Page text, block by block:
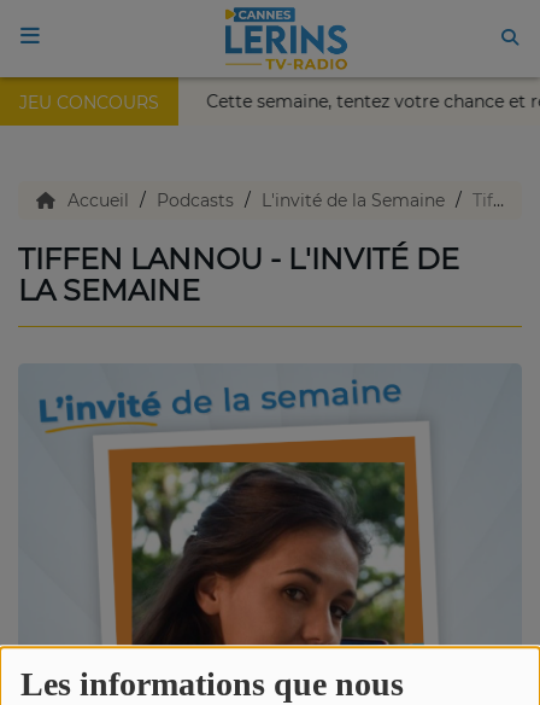
Les informations que nous
JEU CONCOURS
Nikaïa de Nice ! Cette semaine, tentez votre
TV en direct
Replay TV
Emissions Radio
Emissions TV
Titres diffusés
Diffusions
Accueil Podcasts L'invité de la Semaine Tiffen Lannou - L'invité de la semaine
TIFFEN LANNOU - L'INVITÉ DE
LA SEMAINE